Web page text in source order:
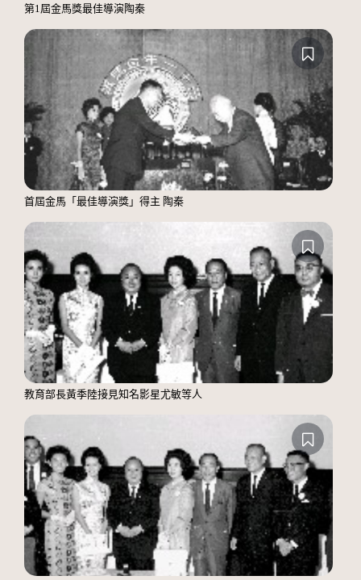
第1屆金馬獎最佳導演陶秦
首屆金馬「最佳導演獎」得主 陶秦
教育部長黃季陸接見知名影星尤敏等人